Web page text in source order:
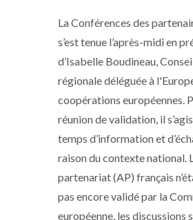
La Conférences des
s’est tenue l’après-midi en
d’Isabelle Boudineau,
régionale déléguée à
coopérations européennes.
réunion de validation, il
temps d’information et
raison du contexte national.
partenariat (AP) français
pas encore validé par la
européenne, les discussions